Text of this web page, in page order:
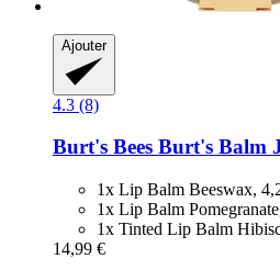
Ajouter
4.3 (8)
Burt's Bees Burt's Balm
1x Lip Balm Beeswax,
1x Lip Balm
1x Tinted Lip Balm
14,99 €